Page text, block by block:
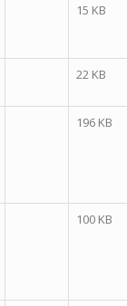
15 KB
22 KB
196 KB
100 KB